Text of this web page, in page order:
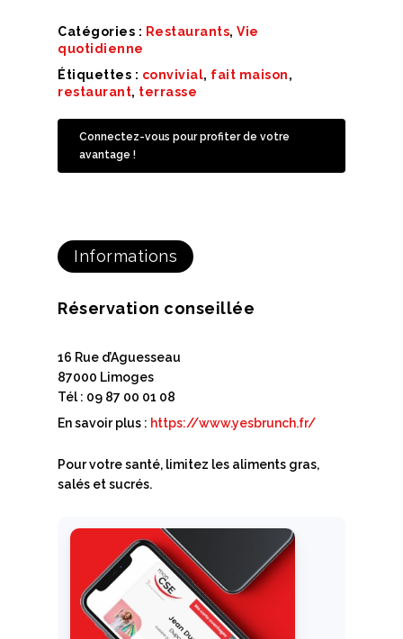
Catégories : Restaurants, Vie
quotidienne
Étiquettes : convivial, fait maison,
restaurant, terrasse
Connectez-vous pour profiter de votre
avantage !
Informations
Réservation conseillée
16 Rue d’Aguesseau
87000 Limoges
Tél : 09 87 00 01 08
En savoir plus : https://www.yesbrunch.fr/
Pour votre santé, limitez les aliments gras,
salés et sucrés.